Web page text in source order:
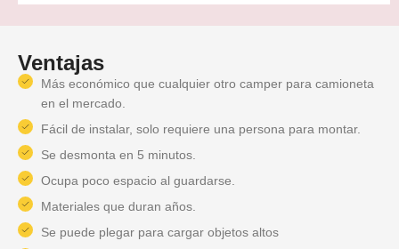
Ventajas
Más económico que cualquier otro camper para camioneta
en el mercado.
Fácil de instalar, solo requiere una persona para montar.
Se desmonta en 5 minutos.
Ocupa poco espacio al guardarse.
Materiales que duran años.
Se puede plegar para cargar objetos altos